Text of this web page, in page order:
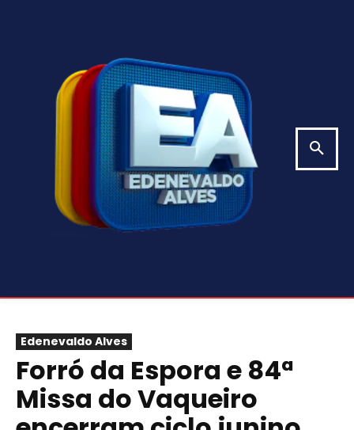
Edenevaldo Alves
Forró da Espora e 84ª
Missa do Vaqueiro